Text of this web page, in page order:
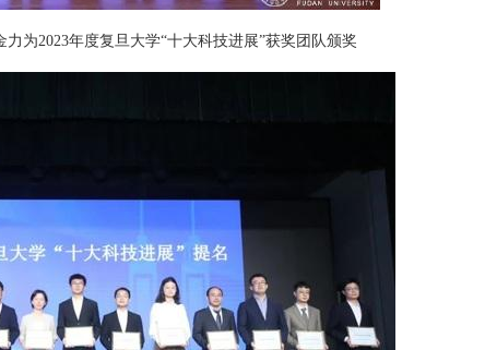
为2023年度复旦大学“十大科技进展”获奖团队颁奖